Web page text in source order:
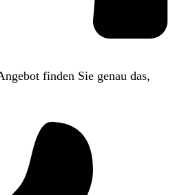
finden Sie genau das,